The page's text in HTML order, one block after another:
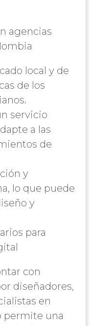
agencias
local y de
de los
servicio
a las
de
y
lo que puede
y
para
con
diseñadores,
en
permite una